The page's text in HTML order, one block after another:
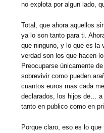
no explota por algun lado,
Total, que ahora aquellos
ya lo son tanto para ti.
que ninguno, y lo que es la
verdad son los que hacen
Preocuparse únicamente
sobrevivir como pueden
cuantos euros mas cada
declarados, los hijos de… a
tanto en publico como en
Porque claro, eso es lo